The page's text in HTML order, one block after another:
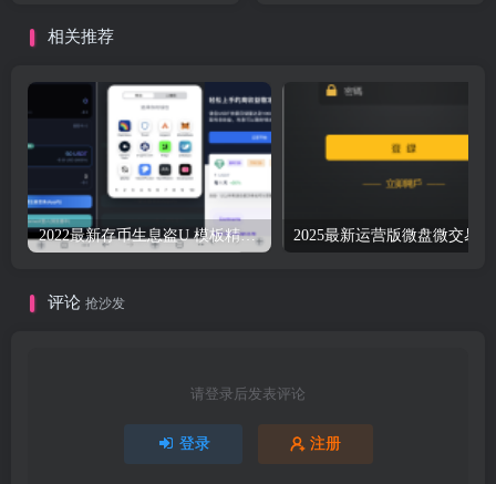
相关推荐
2022最新存币生息盗U 模板精美 12国语言 支持BSC ERC TRC三条链（可以付费拓展其他链）带好友邀请机制 系统一手开发 无任何后门 绝对的安全 带提币系统没有手续费
评论 抢沙发
请登录后发表评论
登录 注册